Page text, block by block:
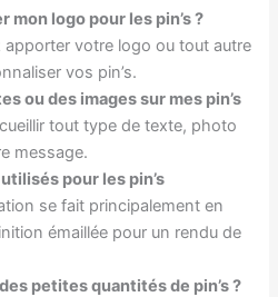
logo pour les pin’s ?
votre logo ou tout autre
vos pin’s.
ou des images sur mes pin’s
tout type de texte, photo
message.
pour les pin’s
se fait principalement en
émaillée pour un rendu de
petites quantités de pin’s ?